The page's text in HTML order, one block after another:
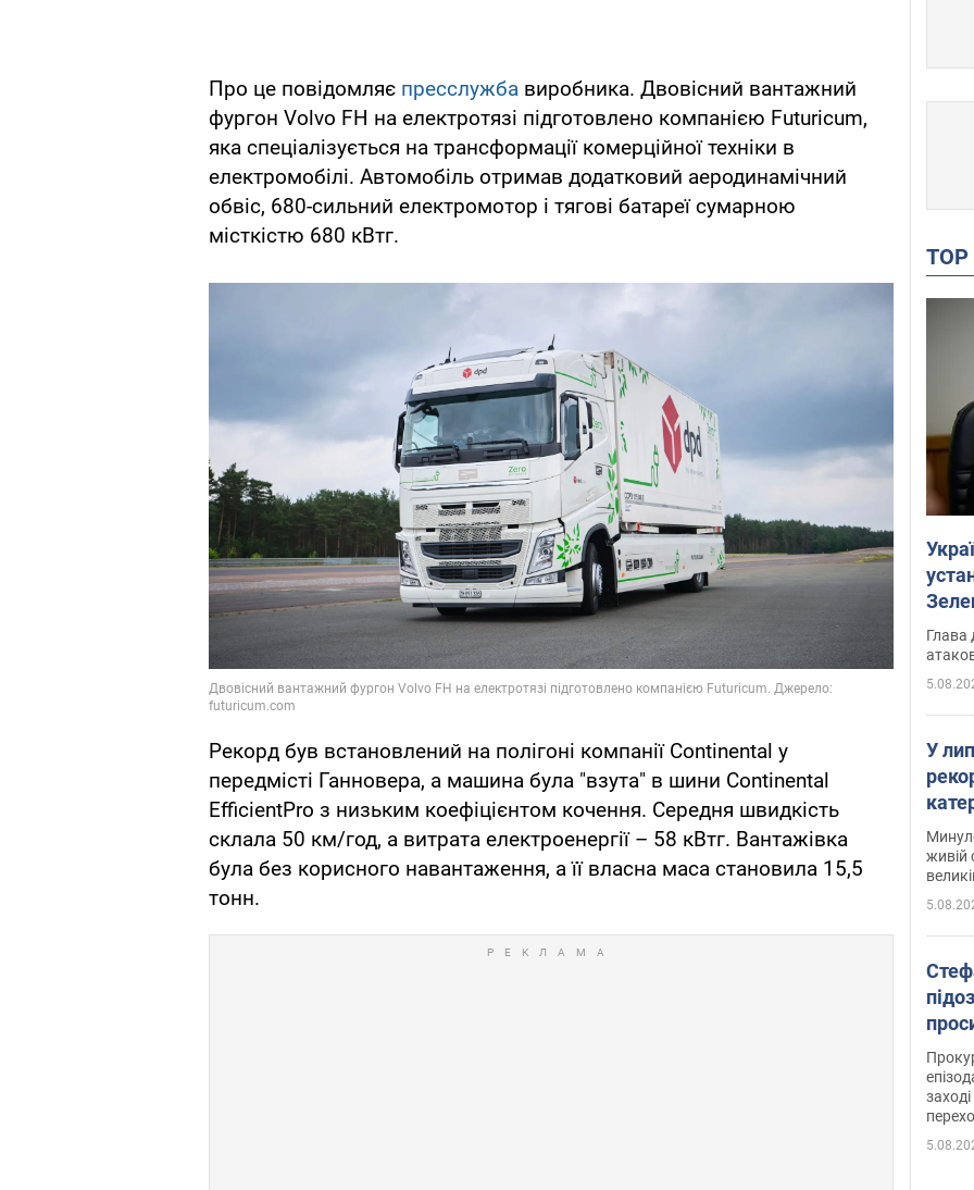
Про це повідомляє пресслужба виробника. Двовісний вантажний
фургон Volvo FH на електротязі підготовлено компанією Futuricum,
яка спеціалізується на трансформації комерційної техніки в
електромобілі. Автомобіль отримав додатковий аеродинамічний
обвіс, 680-сильний електромотор і тягові батареї сумарною
місткістю 680 кВтг.
Рекорд був встановлений на полігоні компанії Continental у
передмісті Ганновера, а машина була "взута" в шини Continental
EfficientPro з низьким коефіцієнтом кочення. Середня швидкість
склала 50 км/год, а витрата електроенергії – 58 кВтг. Вантажівка
була без корисного навантаження, а її власна маса становила 15,5
тонн.
Глава
У
живій